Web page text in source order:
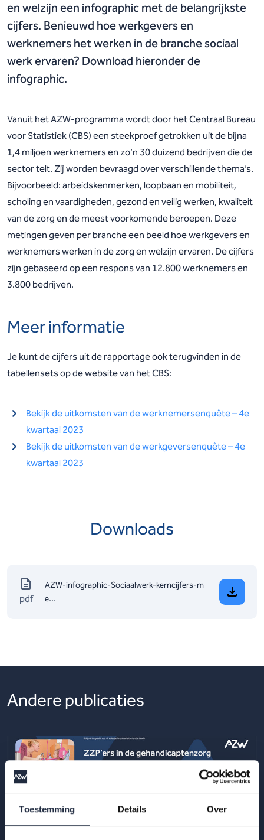
Toestemming Details Over
en welzijn een infographic met de belangrijkste
cijfers. Benieuwd hoe werkgevers en
werknemers het werken in de branche sociaal
werk ervaren? Download hieronder de
infographic.
Vanuit het AZW-programma wordt door het Centraal Bureau
voor Statistiek (CBS) een steekproef getrokken uit de bijna
1,4 miljoen werknemers en zo’n 30 duizend bedrijven die de
sector telt. Zij worden bevraagd over verschillende thema’s.
Bijvoorbeeld: arbeidskenmerken, loopbaan en mobiliteit,
scholing en vaardigheden, gezond en veilig werken, kwaliteit
van de zorg en de meest voorkomende beroepen. Deze
metingen geven per branche een beeld hoe werkgevers en
werknemers werken in de zorg en welzijn ervaren. De cijfers
zijn gebaseerd op een respons van 12.800 werknemers en
3.800 bedrijven.
Meer informatie
Je kunt de cijfers uit de rapportage ook terugvinden in de
tabellensets op de website van het CBS:
Bekijk de uitkomsten van de werknemersenquête – 4e
kwartaal 2023
Bekijk de uitkomsten van de werkgeversenquête – 4e
kwartaal 2023
Downloads
pdf
AZW-infographic-Sociaalwerk-kerncijfers-m
e...
Andere publicaties